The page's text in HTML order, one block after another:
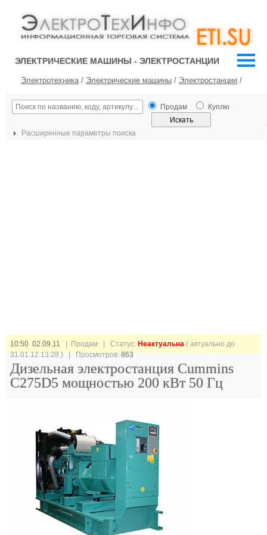
ЭЛЕКТРИЧЕСКИЕ МАШИНЫ - ЭЛЕКТРОСТАНЦИИ
Электротехника/ Электрические машины / Электростанции /
Продам Куплю
Расширенные параметры поиска
10:50 02.09.11 | Продам | Статус: Неактуальна ( актуально до
31.01.12 13:28 ) | Просмотров:863
Дизельная электростанция Cummins
C275D5 мощностью 200 кВт 50 Гц